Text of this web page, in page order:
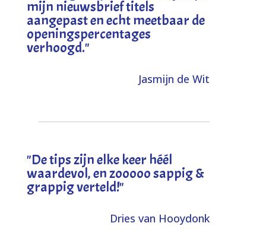
mijn nieuwsbrief titels
aangepast en echt meetbaar de
openingspercentages
verhoogd."
Jasmijn de Wit
"De tips zijn elke keer héél
waardevol, en zooooo sappig &
grappig verteld!"
Dries van Hooydonk